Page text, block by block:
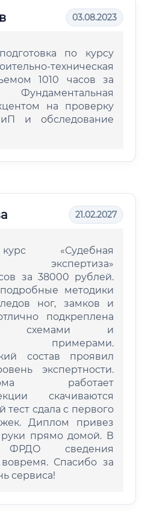
03.08.2023
по курсу
техническая
1010 часов за
на проверку
и обследование
21.02.2027
«Судебная
экспертиза»
за 38000 рублей.
методики
ног, замков и
подкреплена
схемами и
примерами.
состав проявил
экспертности.
работает
скачиваются
тест сдала с первого
Диплом привез
прямо домой. В
сведения
Спасибо за
сервиса!